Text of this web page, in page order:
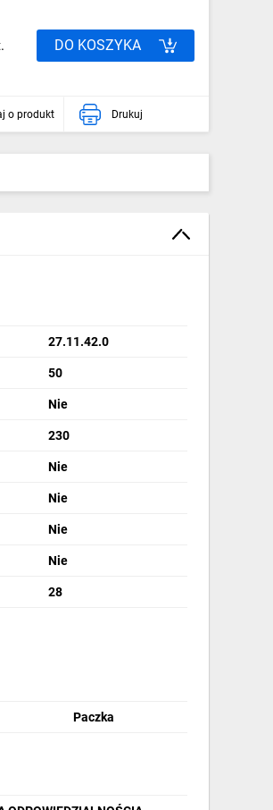
DO KOSZYKA
o produkt Drukuj
27.11.42.0
50
Nie
230
Nie
Nie
Nie
Nie
28
Paczka